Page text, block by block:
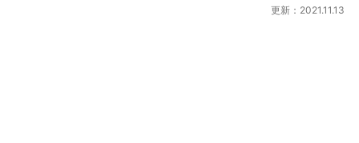
更新：2021.11.13